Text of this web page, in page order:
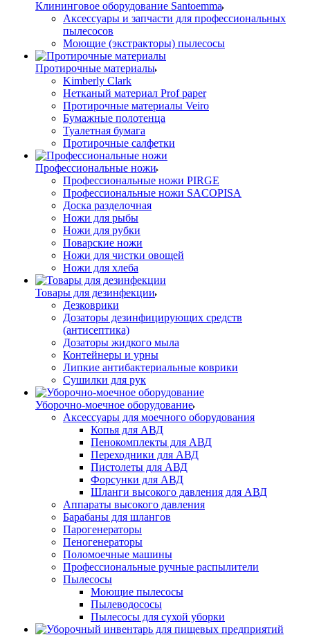
Клининговое оборудование Santoemma
Аксессуары и запчасти для профессиональных
пылесосов
Моющие (экстракторы) пылесосы
Протирочные материалы
Kimberly Clark
Нетканый материал Prof paper
Протирочные материалы Veiro
Бумажные полотенца
Туалетная бумага
Протирочные салфетки
Профессиональные ножи
Профессиональные ножи PIRGE
Профессиональные ножи SACOPISA
Доска разделочная
Ножи для рыбы
Ножи для рубки
Поварские ножи
Ножи для чистки овощей
Ножи для хлеба
Товары для дезинфекции
Дезковрики
Дозаторы дезинфицирующих средств
(антисептика)
Дозаторы жидкого мыла
Контейнеры и урны
Липкие антибактериальные коврики
Сушилки для рук
Уборочно-моечное оборудование
Аксессуары для моечного оборудования
Копья для АВД
Пенокомплекты для АВД
Переходники для АВД
Пистолеты для АВД
Форсунки для АВД
Шланги высокого давления для АВД
Аппараты высокого давления
Барабаны для шлангов
Парогенераторы
Пеногенераторы
Поломоечные машины
Профессиональные ручные распылители
Пылесосы
Моющие пылесосы
Пылеводососы
Пылесосы для сухой уборки